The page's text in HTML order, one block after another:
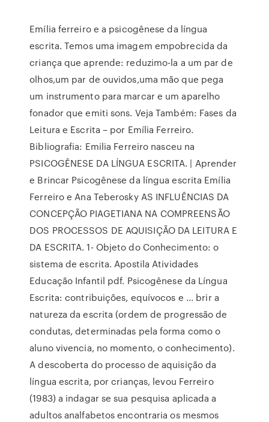
Emília ferreiro e a psicogênese da língua
escrita. Temos uma imagem empobrecida da
criança que aprende: reduzimo-la a um par de
olhos,um par de ouvidos,uma mão que pega
um instrumento para marcar e um aparelho
fonador que emiti sons. Veja Também: Fases da
Leitura e Escrita – por Emília Ferreiro.
Bibliografia: Emilia Ferreiro nasceu na
PSICOGÊNESE DA LÍNGUA ESCRITA. | Aprender
e Brincar Psicogênese da língua escrita Emília
Ferreiro e Ana Teberosky AS INFLUÊNCIAS DA
CONCEPÇÃO PIAGETIANA NA COMPREENSÃO
DOS PROCESSOS DE AQUISIÇÃO DA LEITURA E
DA ESCRITA. 1- Objeto do Conhecimento: o
sistema de escrita. Apostila Atividades
Educação Infantil pdf. Psicogênese da Língua
Escrita: contribuições, equívocos e ... brir a
natureza da escrita (ordem de progressão de
condutas, determinadas pela forma como o
aluno vivencia, no momento, o conhecimento).
A descoberta do processo de aquisição da
língua escrita, por crianças, levou Ferreiro
(1983) a indagar se sua pesquisa aplicada a
adultos analfabetos encontraria os mesmos